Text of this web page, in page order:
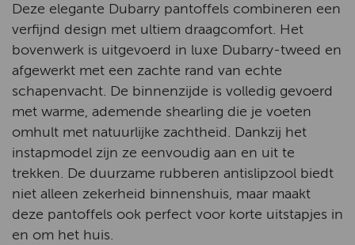
Deze elegante Dubarry pantoffels combineren een
verfijnd design met ultiem draagcomfort. Het
bovenwerk is uitgevoerd in luxe Dubarry-tweed en
afgewerkt met een zachte rand van echte
schapenvacht. De binnenzijde is volledig gevoerd
met warme, ademende shearling die je voeten
omhult met natuurlijke zachtheid. Dankzij het
instapmodel zijn ze eenvoudig aan en uit te
trekken. De duurzame rubberen antislipzool biedt
niet alleen zekerheid binnenshuis, maar maakt
deze pantoffels ook perfect voor korte uitstapjes in
en om het huis.